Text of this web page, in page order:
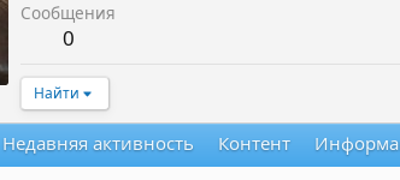
Сообщения
0
Найти
Недавняя активность Контент